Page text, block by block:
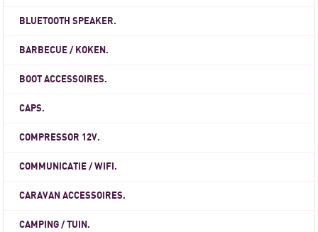
BLUETOOTH SPEAKER.
BARBECUE / KOKEN.
BOOT ACCESSOIRES.
CAPS.
COMPRESSOR 12V.
COMMUNICATIE / WIFI.
CARAVAN ACCESSOIRES.
CAMPING / TUIN.